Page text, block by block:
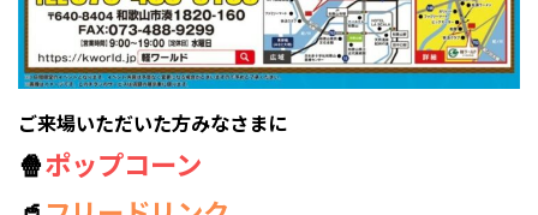
ご来場いただいた方みなさまに
🍿ポップコーン